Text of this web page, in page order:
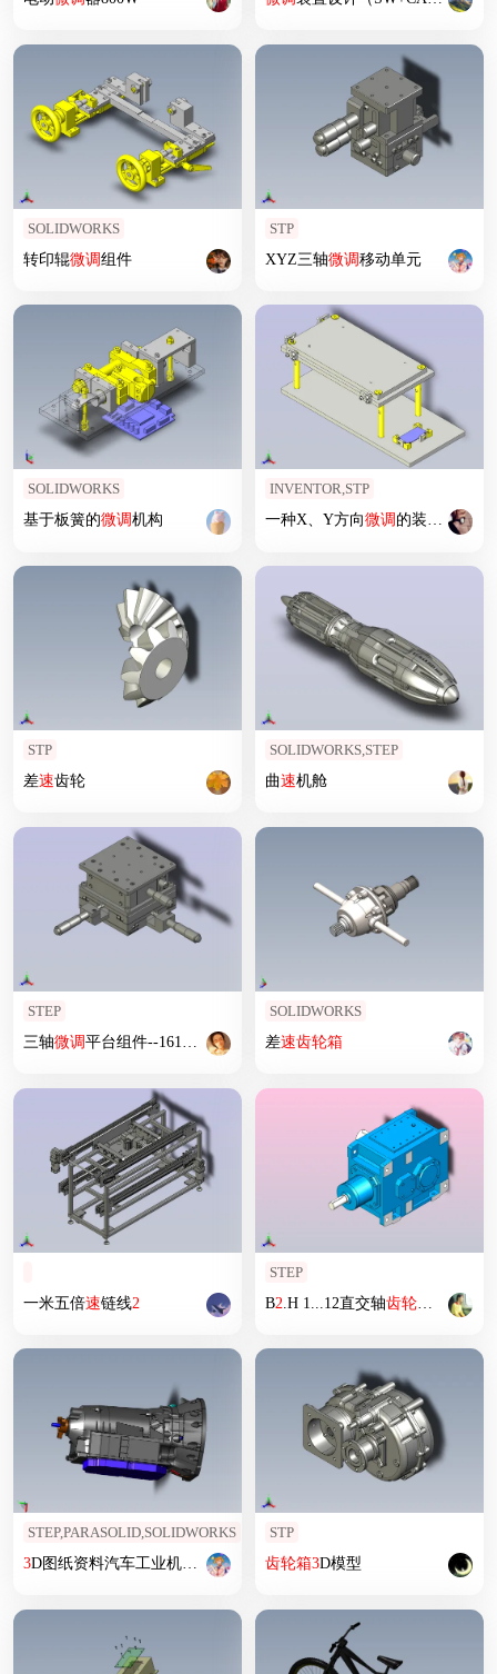
SOLIDWORKS
转印辊微调组件
STP
XYZ三轴微调移动单元
SOLIDWORKS
基于板簧的微调机构
INVENTOR,STP
一种X、Y方向微调的装置 3D图纸
STP
差速齿轮
SOLIDWORKS,STEP
曲速机舱
STEP
三轴微调平台组件--1614612-50
SOLIDWORKS
差速齿轮箱
一米五倍速链线2
STEP
B2 .H 1...12直交轴齿轮箱 2SH
STEP,PARASOLID,SOLIDWORKS
3D图纸资料汽车工业机械设计 齿轮箱汽车的ZF6速
STP
齿轮箱3D模型